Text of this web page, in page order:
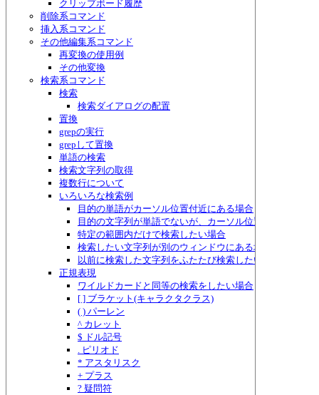
クリップボード履歴
削除系コマンド
挿入系コマンド
その他編集系コマンド
再変換の使用例
その他変換
検索系コマンド
検索
検索ダイアログの配置
置換
grepの実行
grepして置換
単語の検索
検索文字列の取得
複数行について
いろいろな検索例
目的の単語がカーソル位置付近にある場合
目的の文字列が単語でないが、カーソル位置付近にある
特定の範囲内だけで検索したい場合
検索したい文字列が別のウィンドウにある場合
以前に検索した文字列をふたたび検索したい場合
正規表現
ワイルドカードと同等の検索をしたい場合
[ ] ブラケット(キャラクタクラス)
( ) パーレン
^ カレット
$ ドル記号
. ピリオド
* アスタリスク
+ プラス
? 疑問符